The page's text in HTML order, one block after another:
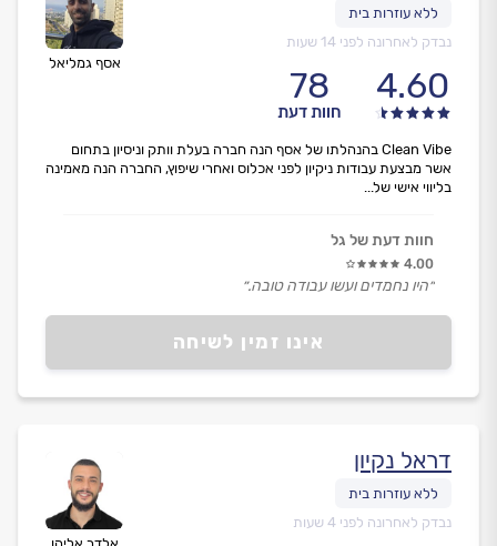
אסף גמליאל
נבדק לאחרונה לפני 14 שעות
4.60
78
חוות דעת
אינו זמין לשיחה
Clean Vibe בהנהלתו של אסף הנה חברה בעלת וותק וניסיון בתחום
אשר מבצעת עבודות ניקיון לפני אכלוס ואחרי שיפוץ, החברה הנה מאמינה
בליווי אישי של...
חוות דעת של גל
4.00
״היו נחמדים ועשו עבודה טובה.״
אלדר אליהו
דראל נקיון
נבדק לאחרונה לפני 4 שעות